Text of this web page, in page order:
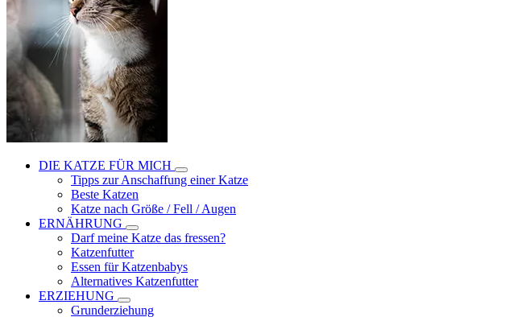
DIE KATZE FÜR MICH
Tipps zur Anschaffung einer Katze
Beste Katzen
Katze nach Größe / Fell / Augen
ERNÄHRUNG
Darf meine Katze das fressen?
Katzenfutter
Essen für Katzenbabys
Alternatives Katzenfutter
ERZIEHUNG
Grunderziehung